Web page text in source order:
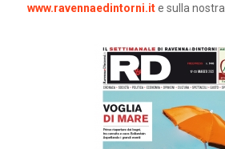
www.ravennaedintorni.ite sulla nostra